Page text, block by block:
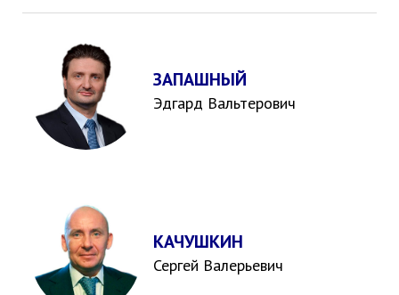
ЗАПАШНЫЙ
Эдгард Вальтерович
КАЧУШКИН
Сергей Валерьевич